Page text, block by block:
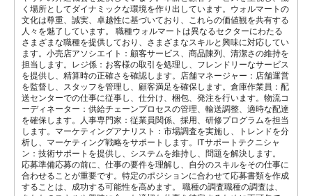
く場所としてダイナミックな環境を作り出しています。ウォルマートの
文化は尊重、誠実、卓越性に基づいており、これらの価値観を共有する
人々を魅了しています。 職種ウォルマートは異なるセクターにわたる
さまざまな職種を提供しており、さまざまなスキルと興味に対応してい
ます。小売店アソシエイト：顧客サービス、商品陳列、清潔さの維持を
担当します。レジ係：お客様の取引を処理し、フレンドリーなサービス
を提供し、精算時の正確さを確認します。店舗マネージャー：店舗運営
を監督し、スタッフを管理し、顧客満足を確保します。倉庫作業員：配
送センターでの仕事に従事し、仕分け、梱包、発注を行います。物流コ
ーディネーター：供給チェーンプロセスの管理、輸送調整、適時な配達
を確保します。人事専門家：従業員関係、採用、研修プログラムを担当
します。マーケティングアナリスト：市場調査を実施し、トレンドを分
析し、マーケティング戦略をサポートします。ITサポートテクニシャ
ン：技術サポートを提供し、システムを維持し、問題を解決します。
応募準備応募の前に、仕事の要件を理解し、自分のスキルをその仕事に
合わせることが重要です。特定のポジションに合わせて応募書類を作成
することは、成功する可能性を高めます。 職種の調査職種の調査は、